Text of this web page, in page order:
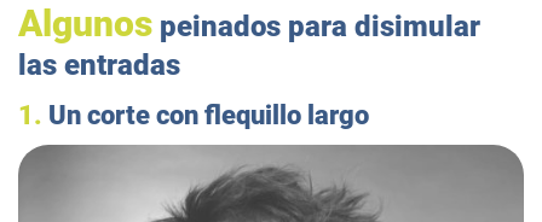
Algunos peinados para disimular
las entradas
1. Un corte con flequillo largo